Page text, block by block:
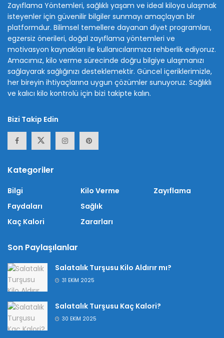
Zayıflama Yöntemleri, sağlıklı yaşam ve ideal kiloya ulaşmak
isteyenler için güvenilir bilgiler sunmayı amaçlayan bir
platformdur. Bilimsel temellere dayanan diyet programları,
egzersiz önerileri, doğal zayıflama yöntemleri ve
motivasyon kaynakları ile kullanıcılarımıza rehberlik ediyoruz.
Amacımız, kilo verme sürecinde doğru bilgiye ulaşmanızı
sağlayarak sağlığınızı desteklemektir. Güncel içeriklerimizle,
her bireyin ihtiyaçlarına uygun çözümler sunuyoruz. Sağlıklı
ve kalıcı kilo kontrolü için bizi takipte kalın.
Bizi Takip Edin
Kategoriler
Bilgi
Faydaları
Kaç Kalori
Kilo Verme
Sağlık
Zararları
Zayıflama
Son Paylaşılanlar
Salatalık Turşusu Kilo Aldırır mı?
31 EKIM 2025
Salatalık Turşusu Kaç Kalori?
30 EKIM 2025